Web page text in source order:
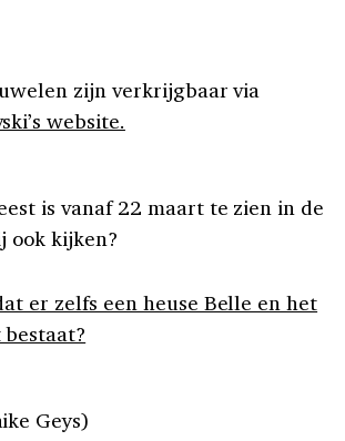
zijn verkrijgbaar via
website.
is vanaf 22 maart te zien in de
ook kijken?
er zelfs een heuse Belle en het
Geys)